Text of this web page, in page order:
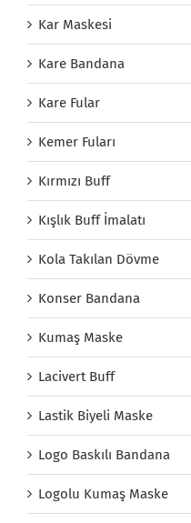
Kar Maskesi
Kare Bandana
Kare Fular
Kemer Fuları
Kırmızı Buff
Kışlık Buff İmalatı
Kola Takılan Dövme
Konser Bandana
Kumaş Maske
Lacivert Buff
Lastik Biyeli Maske
Logo Baskılı Bandana
Logolu Kumaş Maske